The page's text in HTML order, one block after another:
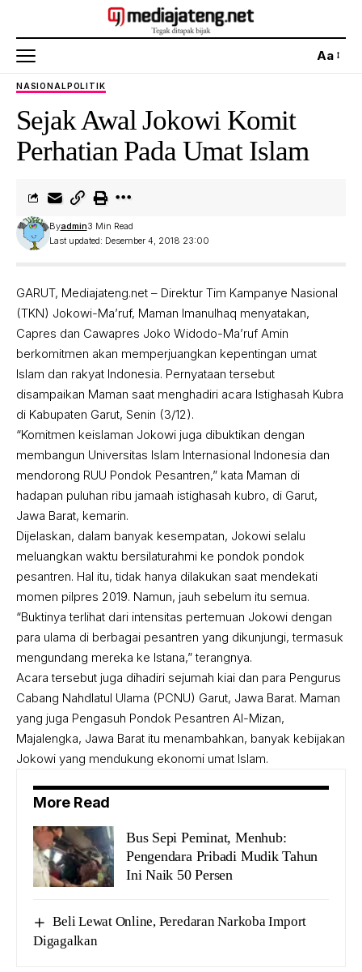
Aa
NASIONALPOLITIK
Sejak Awal Jokowi Komit
Perhatian Pada Umat Islam
Last updated: Desember 4, 2018 23:00
Byadmin3 Min Read
GARUT, Mediajateng.net – Direktur Tim Kampanye Nasional
(TKN) Jokowi-Ma’ruf, Maman Imanulhaq menyatakan,
Capres dan Cawapres Joko Widodo-Ma’ruf Amin
berkomitmen akan memperjuangkan kepentingan umat
Islam dan rakyat Indonesia. Pernyataan tersebut
disampaikan Maman saat menghadiri acara Istighasah Kubra
di Kabupaten Garut, Senin (3/12).
“Komitmen keislaman Jokowi juga dibuktikan dengan
membangun Universitas Islam Internasional Indonesia dan
mendorong RUU Pondok Pesantren,” kata Maman di
hadapan puluhan ribu jamaah istighasah kubro, di Garut,
Jawa Barat, kemarin.
Dijelaskan, dalam banyak kesempatan, Jokowi selalu
meluangkan waktu bersilaturahmi ke pondok pondok
pesantren. Hal itu, tidak hanya dilakukan saat mendekati
momen pilpres 2019. Namun, jauh sebelum itu semua.
“Buktinya terlihat dari intensitas pertemuan Jokowi dengan
para ulama di berbagai pesantren yang dikunjungi, termasuk
mengundang mereka ke Istana,” terangnya.
Acara tersebut juga dihadiri sejumah kiai dan para Pengurus
Cabang Nahdlatul Ulama (PCNU) Garut, Jawa Barat. Maman
yang juga Pengasuh Pondok Pesantren Al-Mizan,
Majalengka, Jawa Barat itu menambahkan, banyak kebijakan
Jokowi yang mendukung ekonomi umat Islam.
More Read
Bus Sepi Peminat, Menhub:
Pengendara Pribadi Mudik Tahun
Ini Naik 50 Persen
Beli Lewat Online, Peredaran Narkoba Import
Digagalkan